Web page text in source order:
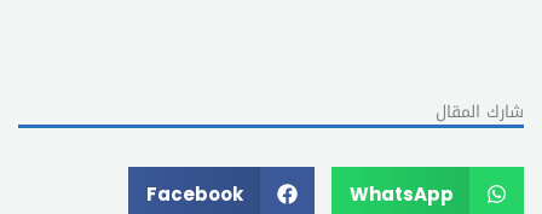
شارك المقال
WhatsApp
Facebook